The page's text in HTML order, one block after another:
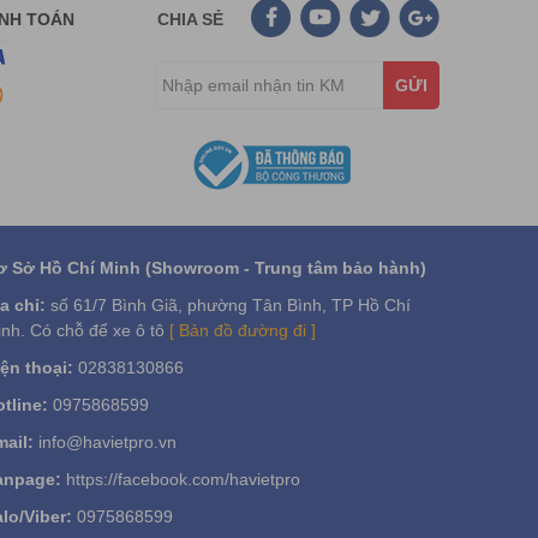
TOÁN CHIA SẺ
GỬI
Sở Hồ Chí Minh (Showroom - Trung tâm bảo hành)
chỉ: số 61/7 Bình Giã, phường Tân Bình, TP Hồ Chí
Có chỗ để xe ô tô [ Bản đồ đường đi ]
thoại: 02838130866
0975868599
info@havietpro.vn
https://facebook.com/havietpro
Viber: 0975868599